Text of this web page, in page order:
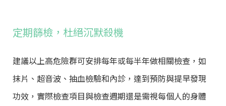
定期篩檢，杜絕沉默殺機
建議以上高危險群可安排每年或每半年做相關檢查，如
抹片、超音波、抽血檢驗和內診，達到預防與提早發現
功效，實際檢查項目與檢查週期還是需視每個人的身體